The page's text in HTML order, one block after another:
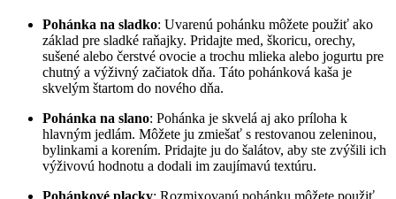
Pohánka na sladko: Uvarenú pohánku môžete použiť ako
základ pre sladké raňajky. Pridajte med, škoricu, orechy,
sušené alebo čerstvé ovocie a trochu mlieka alebo jogurtu pre
chutný a výživný začiatok dňa. Táto pohánková kaša je
skvelým štartom do nového dňa.
Pohánka na slano: Pohánka je skvelá aj ako príloha k
hlavným jedlám. Môžete ju zmiešať s restovanou zeleninou,
bylinkami a korením. Pridajte ju do šalátov, aby ste zvýšili ich
výživovú hodnotu a dodali im zaujímavú textúru.
Pohánkové placky: Rozmixovanú pohánku môžete použiť